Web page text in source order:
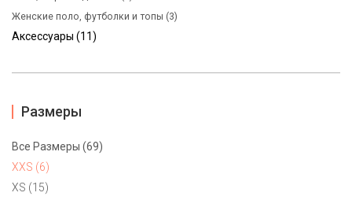
Женские поло, футболки и топы (3)
Аксессуары (11)
Размеры
Все Размеры (69)
XXS (6)
XS (15)